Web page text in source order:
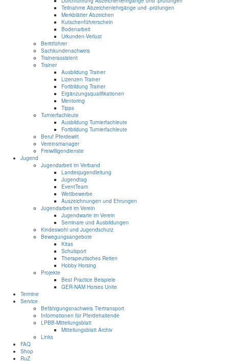
Teilnahme Abzeichenlehrgänge und -prüfungen
Merkblätter Abzeichen
Kutschenführerschein
Bodenarbeit
Urkunden-Verlust
Berittführer
Sachkundenachweis
Trainerassistent
Trainer
Ausbildung Trainer
Lizenzen Trainer
Fortbildung Trainer
Ergänzungsqualifikationen
Mentoring
Tipps
Turnierfachleute
Ausbildung Turnierfachleute
Fortbildung Turnierfachleute
Beruf Pferdewirt
Vereinsmanager
Freiwilligendienste
Jugend
Jugendarbeit im Verband
Landesjugendleitung
Jugendtag
EventTeam
Wettbewerbe
Auszeichnungen und Ehrungen
Jugendarbeit im Verein
Jugendwarte im Verein
Seminare und Ausbildungen
Kindeswohl und Jugendschutz
Bewegungsangebote
Kitas
Schulsport
Therapeutisches Reiten
Hobby Horsing
Projekte
Best Practice Beispiele
GER-NAM Horses Unite
Termine
Service
Befähigungsnachweis Tiertransport
Informationen für Pferdehaltende
LPBB-Mitteilungsblatt
Mitteilungsblatt Archiv
Links
FAQ
Shop
RuZ